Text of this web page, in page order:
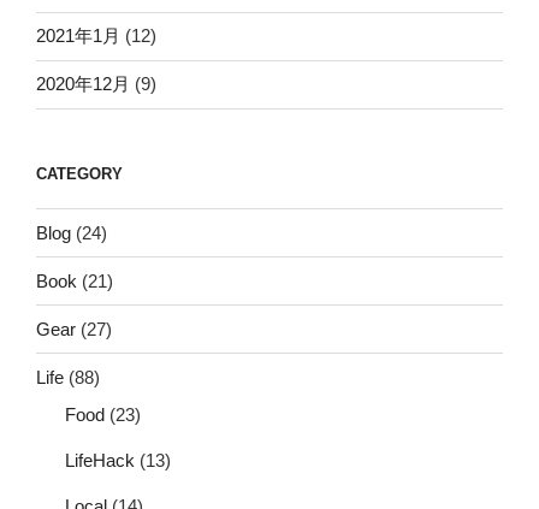
2021年1月 (12)
2020年12月 (9)
CATEGORY
Blog (24)
Book (21)
Gear (27)
Life (88)
Food (23)
LifeHack (13)